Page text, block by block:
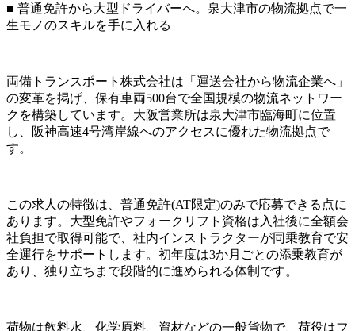
■ 普通免許から大型ドライバーへ。泉大津市の物流拠点で一
生モノのスキルを手に入れる
両備トランスポート株式会社は「運送会社から物流企業へ」
の変革を掲げ、保有車両500台で全国規模の物流ネットワー
クを構築しています。大阪営業所は泉大津市臨海町に位置
し、阪神高速4号湾岸線へのアクセスに優れた物流拠点で
す。
この求人の特徴は、普通免許(AT限定)のみで応募できる点に
あります。大型免許やフォークリフト資格は入社後に全額会
社負担で取得可能で、社内インストラクターが同乗教育で安
全運行をサポートします。初年度は3か月ごとの添乗教育が
あり、独り立ちまで段階的に進められる体制です。
荷物は飲料水、化学原料、資材などの一般貨物で、荷役はフ